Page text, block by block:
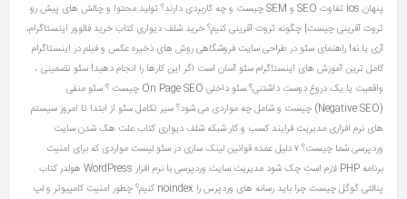
پنهان ios
تفاوت SEO و SEM چیست و چه کاربردی دارند؟
تولید محتوا و چالش های پیش رو
ثروت آفرینی چیست| چگونه ثروت آفرینی کنیم؟خرید شلف دیواری کتابخرید فالوور اینستاگرام،
آری یا نه! راهنمای سئو در طراحی سایت فروشگاهیروش های ذخیره عکس و فیلم در اینستاگرام
کامل ترین آموزش های اینستاگرامسئو آسان است اگر این کارها را انجام دهید! سئو تضمینی ،
واقعیت یا یک دروغ دوست‌ داشتنی؟سئو داخلی On Page SEO چیست ؟
سئو منفی
(Negative SEO) چیست و شامل چه مواردی می شود؟
سیر تکامل سئو از ابتدا تا امروزسیستم
های نرم افزاری مدیریت فرایند کسب و کارشبکهشلف دیواری کتابعلت هک شدن سایت
وردپرسی شما چیست؟ ۷ دلیل عمده
قوانین لینک سازی در سئولیست مواردی که برای امنیت
برنامه PHP لازم است چک شود
مدیریت سایت وردپرسی با نرم افزار WordPress
هولدر کتاب
پنالتی گوگل چیست چرا باید رسانه های وردپرس را noindex کنیم؟
چطور امنیت کامپیوتر و لپ